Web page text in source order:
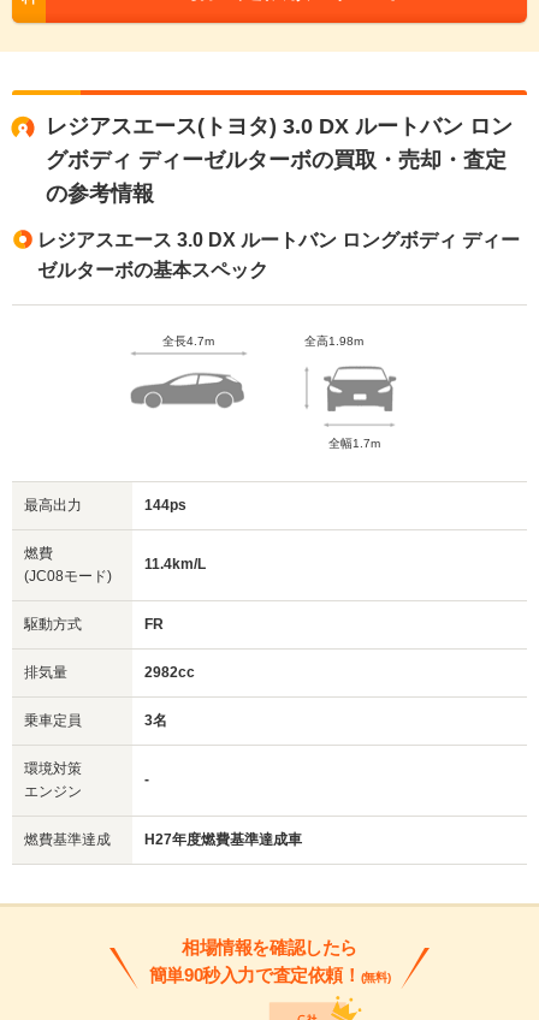
レジアスエース(トヨタ) 3.0 DX ルートバン ロン
グボディ ディーゼルターボの買取・売却・査定
の参考情報
レジアスエース 3.0 DX ルートバン ロングボディ ディー
ゼルターボの基本スペック
全長4.7m 全高1.98m
全幅1.7m
最高出力 144ps
燃費
(JC08モード)
11.4km/L
駆動方式 FR
排気量 2982cc
乗車定員 3名
環境対策
エンジン
-
燃費基準達成 H27年度燃費基準達成車
相場情報を確認したら
簡単90秒入力で査定依頼！ (無料)